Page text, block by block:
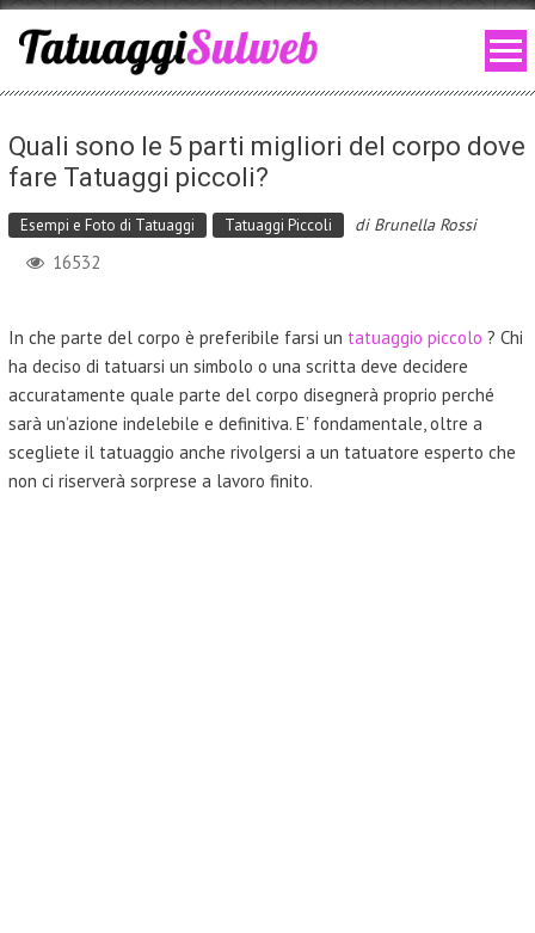
Quali sono le 5 parti migliori del corpo dove
fare Tatuaggi piccoli?
Esempi e Foto di Tatuaggi Tatuaggi Piccoli di Brunella Rossi
16532
In che parte del corpo è preferibile farsi un tatuaggio piccolo ? Chi
ha deciso di tatuarsi un simbolo o una scritta deve decidere
accuratamente quale parte del corpo disegnerà proprio perché
sarà un’azione indelebile e definitiva. E’ fondamentale, oltre a
scegliete il tatuaggio anche rivolgersi a un tatuatore esperto che
non ci riserverà sorprese a lavoro finito.